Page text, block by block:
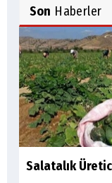
Adı
Son Haberler
Salatalık